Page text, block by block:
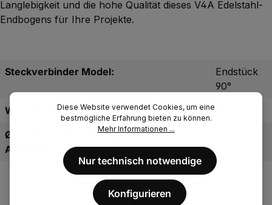
Langlebigkeit und die hohe Qualität dieses V4A Edelstahl-
Endbogens für Ihre Projekte.
Steckverbinder Model:
Endstück
90°
Werkstoff:
Ø Für Rohr | Ø Außendurchmesser | Ø
Anschluss:
Diese Website verwendet Cookies, um eine
bestmögliche Erfahrung bieten zu können.
Mehr Informationen ...
Nur technisch notwendige
Konfigurieren